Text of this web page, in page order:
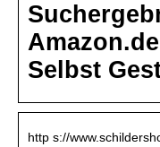
Selbst
http s://